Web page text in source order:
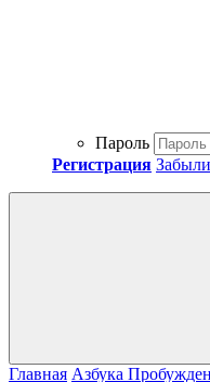
Пароль
Регистрация
Главная Азбука